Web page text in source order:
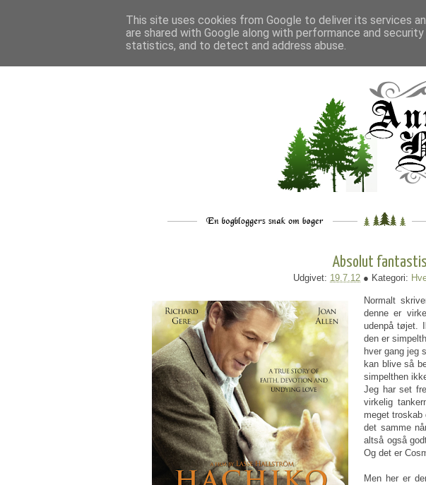
___
Absolut
Udgivet: 19.7.12 ● Kategori:
Normalt
denne er
udenpå tøjet.
den er
hver gang jeg
kan blive så
simpelthen
Jeg har set
virkelig
meget
det samme
altså også
Og det er
Men her er
This site uses cookies from Google to deliver its services
are shared with Google along with performance and
statistics, and to detect and address abuse.